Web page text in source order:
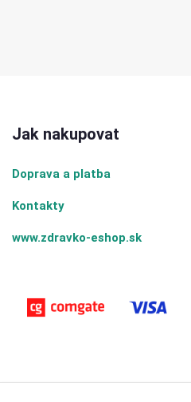
Jak nakupovat
Doprava a platba
Kontakty
www.zdravko-eshop.sk